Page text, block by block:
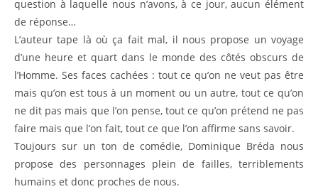
question à laquelle nous n’avons, à ce jour, aucun élément
de réponse…
L’auteur tape là où ça fait mal, il nous propose un voyage
d’une heure et quart dans le monde des côtés obscurs de
l’Homme. Ses faces cachées : tout ce qu’on ne veut pas être
mais qu’on est tous à un moment ou un autre, tout ce qu’on
ne dit pas mais que l’on pense, tout ce qu’on prétend ne pas
faire mais que l’on fait, tout ce que l’on affirme sans savoir.
Toujours sur un ton de comédie, Dominique Bréda nous
propose des personnages plein de failles, terriblements
humains et donc proches de nous.